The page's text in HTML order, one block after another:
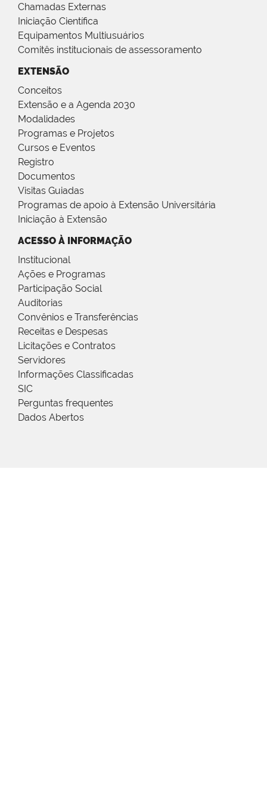
Chamadas Externas
Iniciação Científica
Equipamentos Multiusuários
Comitês institucionais de assessoramento
EXTENSÃO
Conceitos
Extensão e a Agenda 2030
Modalidades
Programas e Projetos
Cursos e Eventos
Registro
Documentos
Visitas Guiadas
Programas de apoio à Extensão Universitária
Iniciação à Extensão
ACESSO À INFORMAÇÃO
Institucional
Ações e Programas
Participação Social
Auditorias
Convênios e Transferências
Receitas e Despesas
Licitações e Contratos
Servidores
Informações Classificadas
SIC
Perguntas frequentes
Dados Abertos